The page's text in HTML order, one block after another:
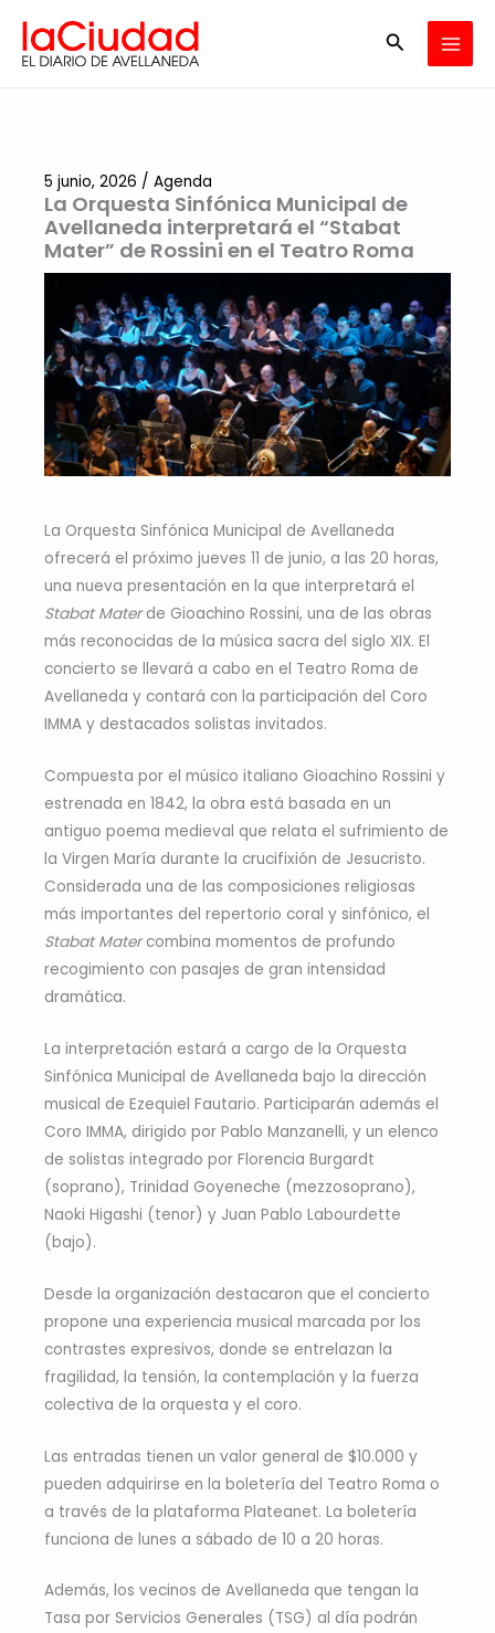
contenido
Buscar
La Orquesta Sinfónica Municipal de
Avellaneda interpretará el “Stabat
Mater” de Rossini en el Teatro Roma
5 junio, 2026 / Agenda
La Orquesta Sinfónica Municipal de Avellaneda
ofrecerá el próximo jueves 11 de junio, a las 20 horas,
una nueva presentación en la que interpretará el
Stabat Materde Gioachino Rossini, una de las obras
más reconocidas de la música sacra del siglo XIX. El
concierto se llevará a cabo en el Teatro Roma de
Avellaneda y contará con la participación del Coro
IMMA y destacados solistas invitados.
Compuesta por el músico italiano Gioachino Rossini y
estrenada en 1842, la obra está basada en un
antiguo poema medieval que relata el sufrimiento de
la Virgen María durante la crucifixión de Jesucristo.
Considerada una de las composiciones religiosas
más importantes del repertorio coral y sinfónico, el
Stabat Matercombina momentos de profundo
recogimiento con pasajes de gran intensidad
dramática.
La interpretación estará a cargo de la Orquesta
Sinfónica Municipal de Avellaneda bajo la dirección
musical de Ezequiel Fautario. Participarán además el
Coro IMMA, dirigido por Pablo Manzanelli, y un elenco
de solistas integrado por Florencia Burgardt
(soprano), Trinidad Goyeneche (mezzosoprano),
Naoki Higashi (tenor) y Juan Pablo Labourdette
(bajo).
Desde la organización destacaron que el concierto
propone una experiencia musical marcada por los
contrastes expresivos, donde se entrelazan la
fragilidad, la tensión, la contemplación y la fuerza
colectiva de la orquesta y el coro.
Las entradas tienen un valor general de $10.000 y
pueden adquirirse en la boletería del Teatro Roma o
a través de la plataforma Plateanet. La boletería
funciona de lunes a sábado de 10 a 20 horas.
Además, los vecinos de Avellaneda que tengan la
Tasa por Servicios Generales (TSG) al día podrán